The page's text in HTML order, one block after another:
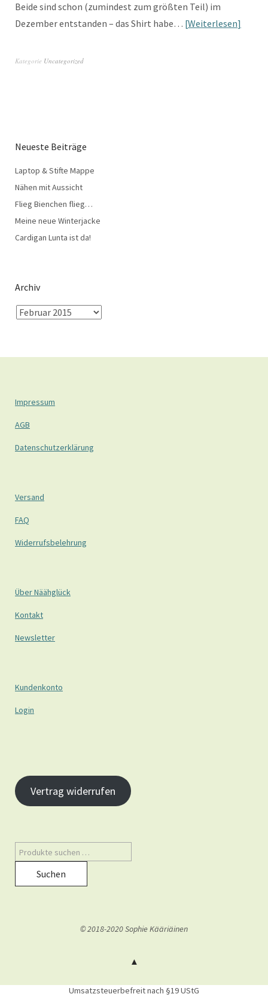
Beide sind schon (zumindest zum größten Teil) im
Dezember entstanden – das Shirt habe… Weiterlesen
Kategorie Uncategorized
Neueste Beiträge
Laptop & Stifte Mappe
Nähen mit Aussicht
Flieg Bienchen flieg…
Meine neue Winterjacke
Cardigan Lunta ist da!
Archiv
Impressum
AGB
Datenschutzerklärung
Versand
FAQ
Widerrufsbelehrung
Über Näähglück
Kontakt
Newsletter
Kundenkonto
Login
Vertrag widerrufen
Suchen
© 2018-2020 Sophie Kääriäinen
Umsatzsteuerbefreit nach §19 UStG